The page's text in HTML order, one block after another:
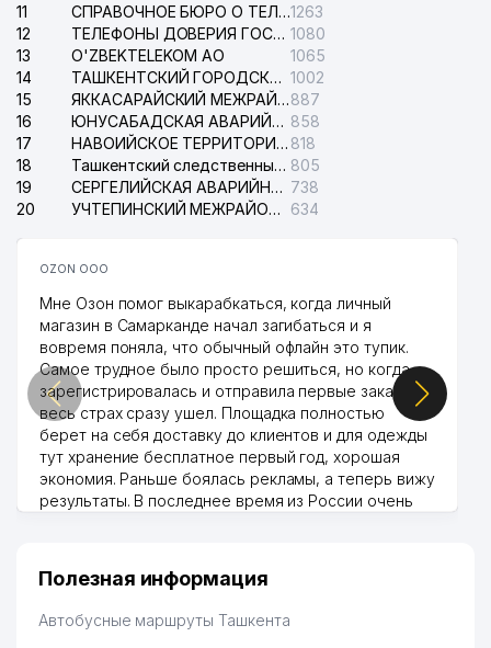
11
СПРАВОЧНОЕ БЮРО О ТЕЛЕФОНАХ ОРГАНИЗАЦИЙ г. ТАШКЕНТА1263
12
ТЕЛЕФОНЫ ДОВЕРИЯ ГОСУДАРСТВЕННОГО ЦЕНТРА ТЕСТИРОВАНИЯ 1080
13
O'ZBEKTELEKOM АО
1065
14
ТАШКЕНТСКИЙ ГОРОДСКОЙ СУД ПО ГРАЖДАНСКИМ ДЕЛАМ 1002
15
ЯККАСАРАЙСКИЙ МЕЖРАЙОННЫЙ СУД ПО ГРАЖДАНСКИМ ДЕЛАМ887
16
ЮНУСАБАДСКАЯ АВАРИЙНАЯ СЛУЖБА ЭЛЕКТРОСЕТИ 858
17
НАВОИЙСКОЕ ТЕРРИТОРИАЛЬНОЕ ПРЕДПРИЯТИЕ ЭЛЕКТРОСЕТИ АО 818
18
Ташкентский следственный изолятор 805
19
СЕРГЕЛИЙСКАЯ АВАРИЙНАЯ СЛУЖБА ЭЛЕКТРОСЕТИ 738
20
УЧТЕПИНСКИЙ МЕЖРАЙОННЫЙ СУД ПО ГРАЖДАНСКИМ ДЕЛАМ 634
OZON ООО
Мне Озон помог выкарабкаться, когда личный
магазин в Самарканде начал загибаться и я
вовремя поняла, что обычный офлайн это тупик.
Самое трудное было просто решиться, но когда
зарегистрировалась и отправила первые заказы,
весь страх сразу ушел. Площадка полностью
берет на себя доставку до клиентов и для одежды
тут хранение бесплатное первый год, хорошая
экономия. Раньше боялась рекламы, а теперь вижу
результаты. В последнее время из России очень
Hamida 03.08.2026 12:45:39
Полезная информация
Автобусные маршруты Ташкента